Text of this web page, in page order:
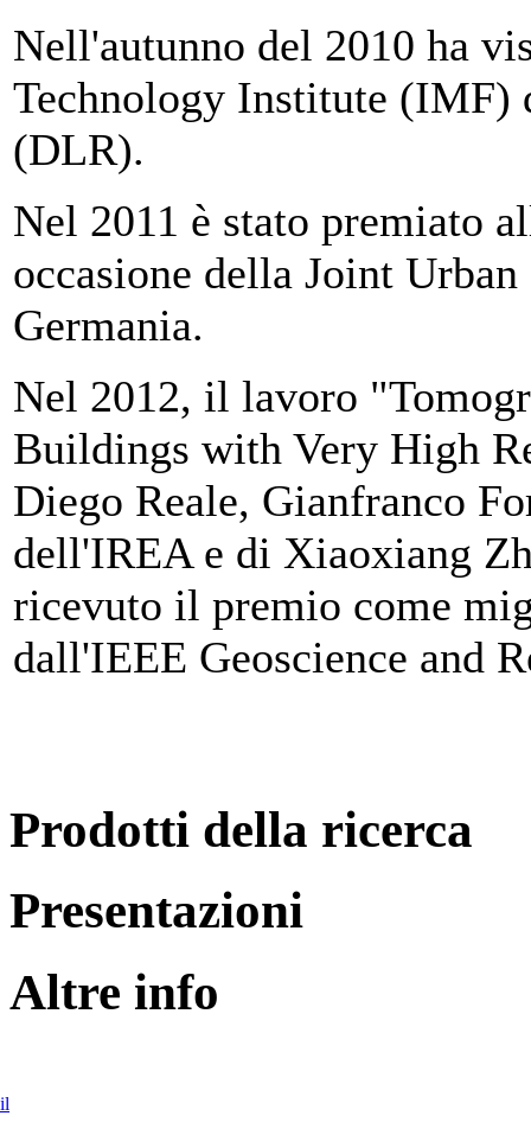
Nell'autunno del 2010 ha
Technology Institute (IMF)
(DLR).
Nel 2011 è stato premiato
occasione della Joint
Germania.
Nel 2012, il lavoro
Buildings with Very High
Diego Reale, Gianfranco
dell'IREA e di Xiaoxiang
ricevuto il premio come
dall'IEEE Geoscience and
Prodotti della ricerca
Presentazioni
Altre info